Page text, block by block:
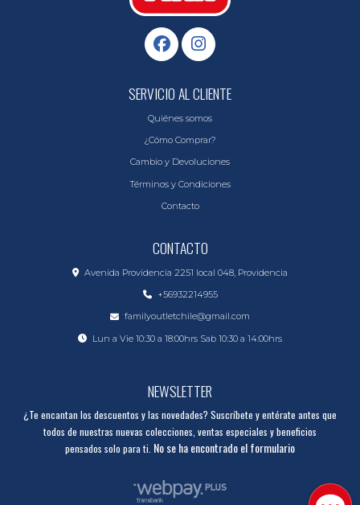
SERVICIO AL CLIENTE
Quiénes somos
¿Cómo Comprar?
Cambio y Devoluciones
Términos y Condiciones
Contacto
CONTACTO
Avenida Providencia 2251 local 048, Providencia
+56932214955
familyoutletchile@gmail.com
Lun a Vie 10:30 a 18:00hrs Sab 10:30 a 14:00hrs
NEWSLETTER
¿Te encantan los descuentos y las novedades? Suscríbete y entérate antes que
todos de nuestras nuevas colecciones, ventas especiales y beneficios
pensados solo para ti. No se ha encontrado el formulario